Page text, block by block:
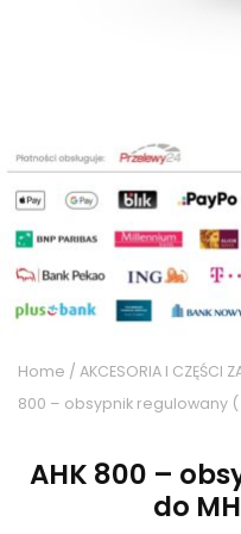
Home / AKCESORIA I CZĘŚCI
800 – obsypnik regulowany
AHK 800 –
do